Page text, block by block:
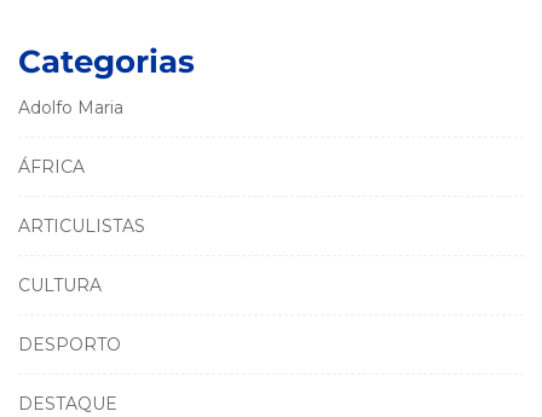
Categorias
Adolfo Maria
ÁFRICA
ARTICULISTAS
CULTURA
DESPORTO
DESTAQUE